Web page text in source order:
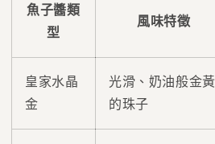
魚子醬類
型
風味特徵
皇家水晶
金
光滑、奶油般金黃
的珠子